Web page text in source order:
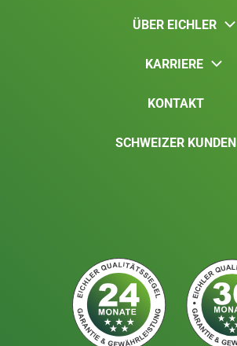
ÜBER EICHLER
KARRIERE
KONTAKT
SCHWEIZER KUNDEN